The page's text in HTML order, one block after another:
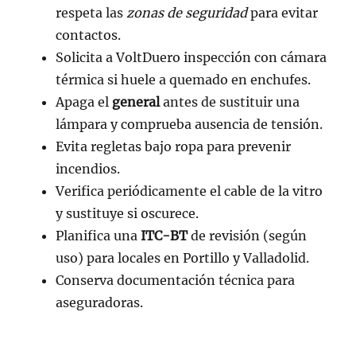
respeta las zonas de seguridadpara evitar
contactos.
Solicita a VoltDuero inspección con cámara
térmica si huele a quemado en enchufes.
Apaga el generalantes de sustituir una
lámpara y comprueba ausencia de tensión.
Evita regletas bajo ropa para prevenir
incendios.
Verifica periódicamente el cable de la vitro
y sustituye si oscurece.
Planifica una ITC-BTde revisión (según
uso) para locales en Portillo y Valladolid.
Conserva documentación técnica para
aseguradoras.